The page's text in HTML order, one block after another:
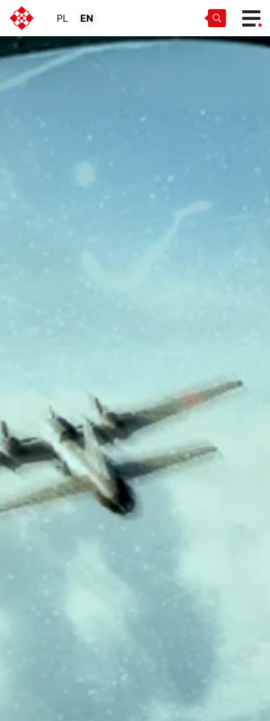
PL EN